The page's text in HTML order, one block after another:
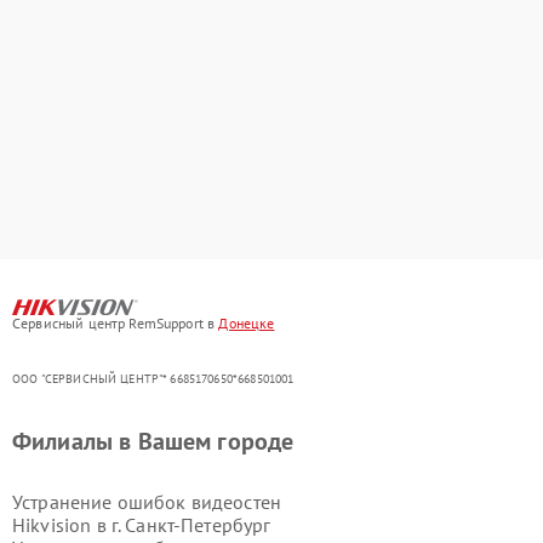
Сервисный центр RemSupport вДонецке
ООО "СЕРВИСНЫЙ ЦЕНТР"* 6685170650*668501001
Филиалы в Вашем городе
Устранение ошибок видеостен
Hikvision в г. Санкт-Петербург